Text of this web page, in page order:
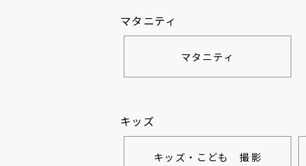
マタニティ
マタニティ
キッズ
キッズ・こども 撮影